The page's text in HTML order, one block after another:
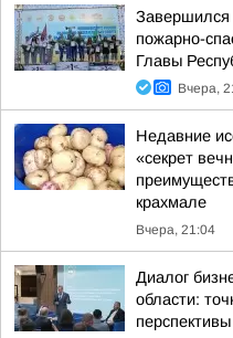
Завершился
пожарно-
Главы
Вчера,
Недавние
«секрет
крахмале
Вчера, 21:04
Диалог
области:
перспективы